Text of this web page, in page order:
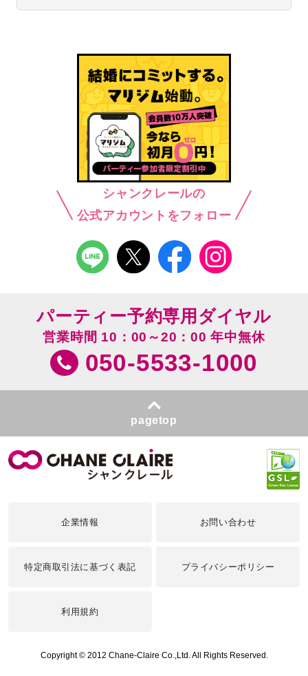
シャンクレールの
公式アカウントをフォロー
パーティー予約専用ダイヤル
営業時間 10：00～20：00 年中無休
050-5533-1000
pagetop
企業情報 お問い合わせ
特定商取引法に基づく表記 プライバシーポリシー
利用規約
Copyright © 2012 Chane-Claire Co.,Ltd. All Rights Reserved.